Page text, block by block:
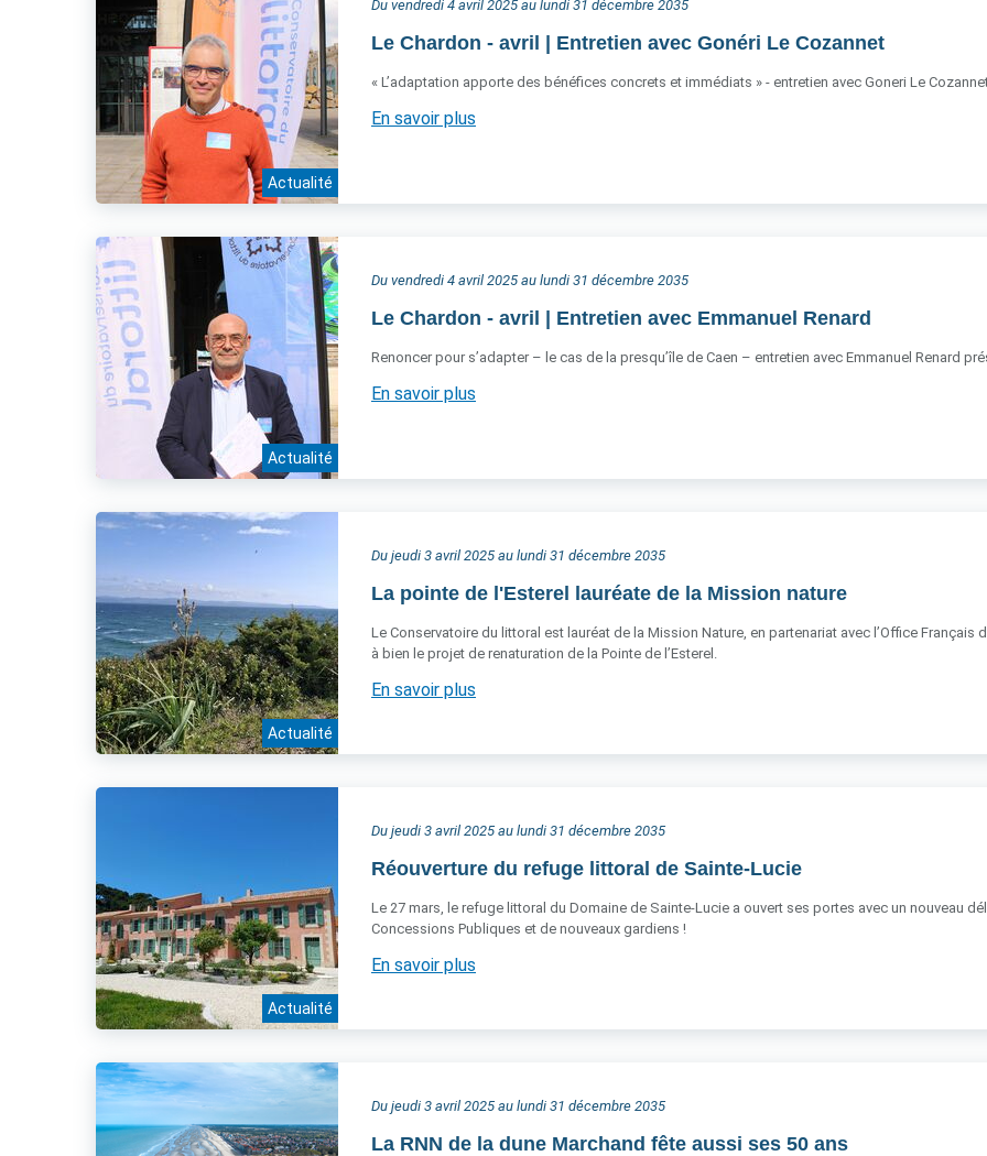
Actualité
Du vendredi 4 avril 2025 au lundi 31 décembre 2035
Le Chardon - avril | Entretien avec Gonéri Le Cozannet
« L’adaptation apporte des bénéfices concrets et immédiats » - entretien avec Goneri Le
En savoir plus
Actualité
Du vendredi 4 avril 2025 au lundi 31 décembre 2035
Le Chardon - avril | Entretien avec Emmanuel Renard
Renoncer pour s’adapter – le cas de la presqu’île de Caen – entretien avec Emmanuel Renard
En savoir plus
Actualité
Du jeudi 3 avril 2025 au lundi 31 décembre 2035
La pointe de l'Esterel lauréate de la Mission nature
Le Conservatoire du littoral est lauréat de la Mission Nature, en partenariat avec l’Office
à bien le projet de renaturation de la Pointe de l’Esterel.
En savoir plus
Actualité
Du jeudi 3 avril 2025 au lundi 31 décembre 2035
Réouverture du refuge littoral de Sainte-Lucie
Le 27 mars, le refuge littoral du Domaine de Sainte-Lucie a ouvert ses portes avec un nouveau
Concessions Publiques et de nouveaux gardiens !
En savoir plus
Du jeudi 3 avril 2025 au lundi 31 décembre 2035
La RNN de la dune Marchand fête aussi ses 50 ans